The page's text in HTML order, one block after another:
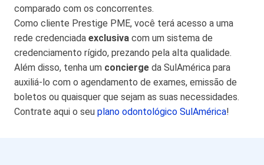
comparado com os concorrentes.
Como cliente Prestige PME, você terá acesso a uma
rede credenciada exclusiva com um sistema de
credenciamento rígido, prezando pela alta qualidade.
Além disso, tenha um concierge da SulAmérica para
auxiliá-lo com o agendamento de exames, emissão de
boletos ou quaisquer que sejam as suas necessidades.
Contrate aqui o seu plano odontológico SulAmérica!